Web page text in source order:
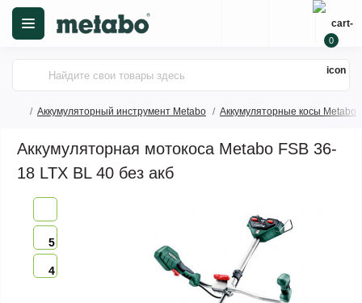
0
Аккумуляторный инструмент Metabo Аккумуляторные косы Metabo
Аккумуляторная мотокоса Metabo FSB 36-
18 LTX BL 40 без акб
5
4